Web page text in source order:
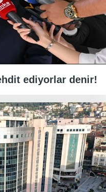
ediyorlar denir!